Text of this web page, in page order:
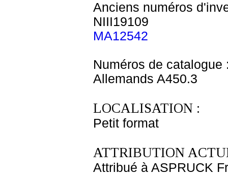
Anciens numéros
NIII19109
MA12542
Numéros de catalogue
Allemands A450.3
LOCALISATION :
Petit format
ATTRIBUTION
Attribué à ASPRUCK